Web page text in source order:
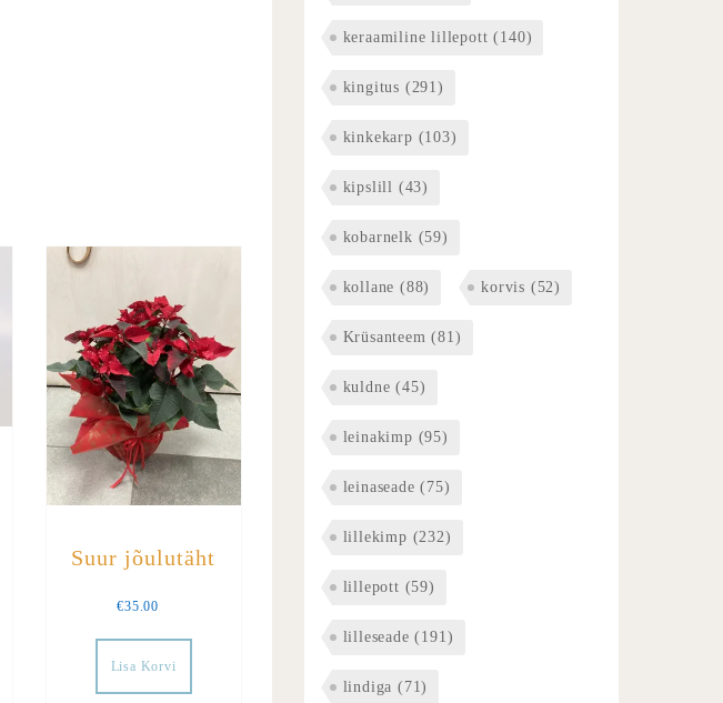
Suur jõulutäht
€35.00
Lisa Korvi
keraamiline lillepott (140)
kingitus (291)
kinkekarp (103)
kipslill (43)
kobarnelk (59)
kollane (88) korvis (52)
Krüsanteem (81)
kuldne (45)
leinakimp (95)
leinaseade (75)
lillekimp (232)
lillepott (59)
lilleseade (191)
lindiga (71)